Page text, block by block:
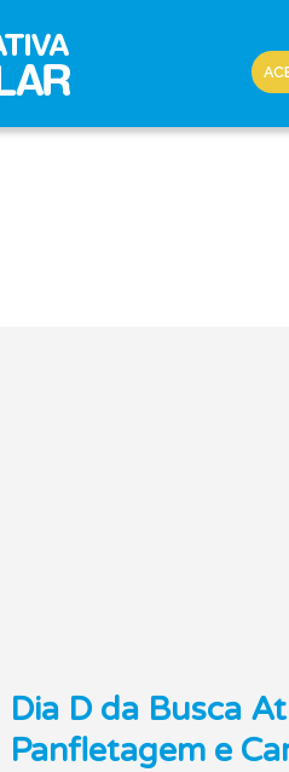
Dia D da Busca
Panfletagem e